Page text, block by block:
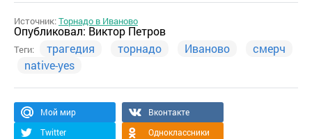
Источник:Торнадо в Иваново
Опубликовал: Виктор Петров
Теги: трагедия торнадо Иваново
смерч
native-yes
Мой мир
Вконтакте
Twitter
Одноклассники